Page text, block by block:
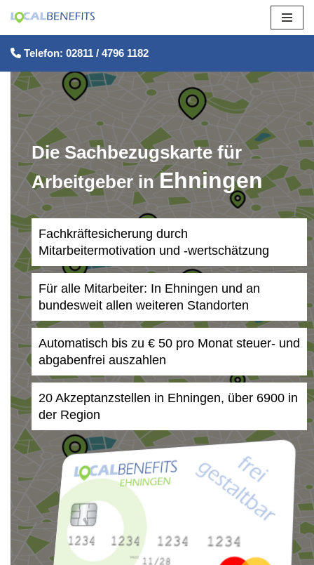
Zum
Inhalt
springen
Telefon: 02811 / 4796 1182
Die Sachbezugskarte für
Arbeitgeber inEhningen
Fachkräftesicherung durch
Mitarbeitermotivation und -wertschätzung
Für alle Mitarbeiter: In Ehningen und an
bundesweit allen weiteren Standorten
Automatisch bis zu € 50 pro Monat steuer- und
abgabenfrei auszahlen
20 Akzeptanzstellen in Ehningen, über 6900 in
der Region